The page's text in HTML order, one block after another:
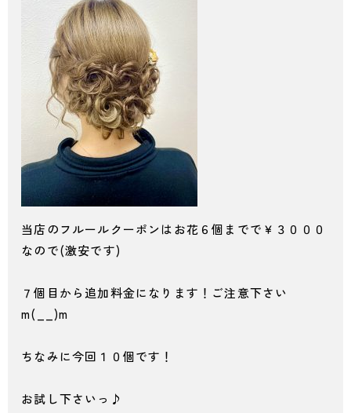
当店のフルールクーポンはお花６個までで￥３０００
なので(激安です)
７個目から追加料金になります！ご注意下さい
m(__)m
ちなみに今回１０個です！
お試し下さいっ♪